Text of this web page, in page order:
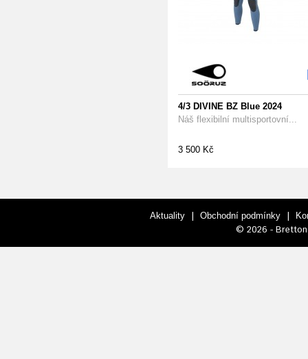
4/3 DIVINE BZ Blue 2024
Náš flexibilní multisportovní...
3 500 Kč
Aktuality | Obchodní podmínky |
© 2026 - Bretton